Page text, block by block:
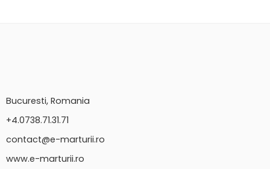
Bucuresti, Romania
+4.0738.71.31.71
contact@e-marturii.ro
www.e-marturii.ro